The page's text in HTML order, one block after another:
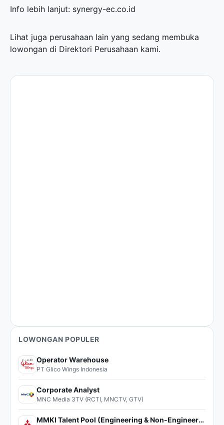
Info lebih lanjut: synergy-ec.co.id
Lihat juga perusahaan lain yang sedang membuka
lowongan di Direktori Perusahaan kami.
LOWONGAN POPULER
Operator Warehouse
PT Glico Wings Indonesia
Corporate Analyst
MNC Media 3TV (RCTI, MNCTV, GTV)
MMKI Talent Pool (Engineering & Non-Engineering)